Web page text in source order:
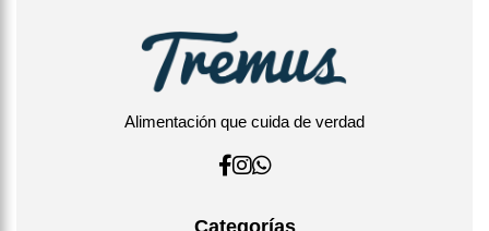
Alimentación que cuida de verdad
Categorías